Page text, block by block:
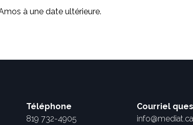
à une date ultérieure.
Téléphone
819 732-4905
Courriel
info@mediat.ca